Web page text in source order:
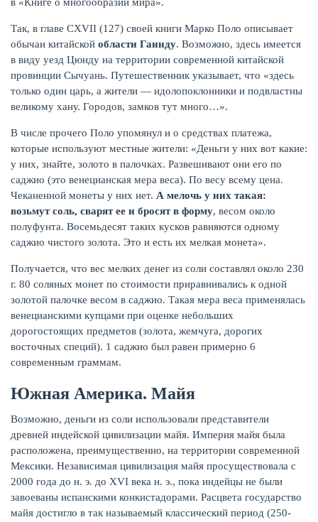
в «Книге о многообразии мира».
Так, в главе СХVII (127) своей книги Марко Поло описывает
обычаи китайской области Гаинду. Возможно, здесь имеется
в виду уезд Цюнду на территории современной китайской
провинции Сычуань. Путешественник указывает, что «здесь
только один царь, а жители — идолопоклонники и подвластны
великому хану. Городов, замков тут много…».
В числе прочего Поло упомянул и о средствах платежа,
которые используют местные жители: «Деньги у них вот какие:
у них, знайте, золото в палочках. Развешивают они его по
саджио (это венецианская мера веса). По весу всему цена.
Чеканенной монеты у них нет. А мелочь у них такая:
возьмут соль, сварят ее и бросят в форму, весом около
полуфунта. Восемьдесят таких кусков равняются одному
саджио чистого золота. Это и есть их мелкая монета».
Получается, что вес мелких денег из соли составлял около 230
г. 80 соляных монет по стоимости приравнивались к одной
золотой палочке весом в саджио. Такая мера веса применялась
венецианскими купцами при оценке небольших
дорогостоящих предметов (золота, жемчуга, дорогих
восточных специй). 1 саджио был равен примерно 6
современным граммам.
Южная Америка. Майя
Возможно, деньги из соли использовали представители
древней индейской цивилизации майя. Империя майя была
расположена, преимущественно, на территории современной
Мексики. Независимая цивилизация майя просуществовала с
2000 года до н. э. до XVI века н. э., пока индейцы не были
завоеваны испанскими конкистадорами. Расцвета государство
майя достигло в так называемый классический период (250-